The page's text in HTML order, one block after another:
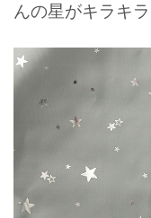
んの星がキラキラ